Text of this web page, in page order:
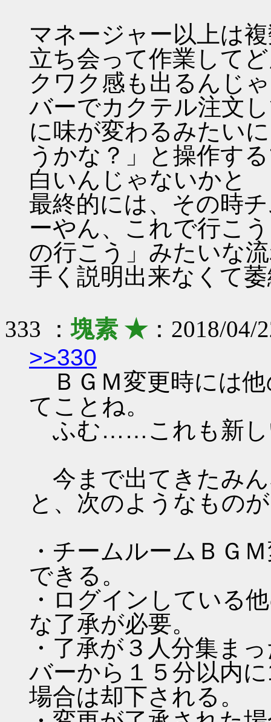
マネージャー以上は
立ち会って作業して
クワク感も出るんじ
バーでカクテル注文
に味が変わるみたい
うかな？」と操作す
白いんじゃないかと
最終的には、その時
ーやん、これで行こ
の行こう」みたいな
手く説明出来なくて
333 ：塊素 ★：2018/04/
>>330
ＢＧＭ変更時には
てことね。
ふむ……これも新し
今まで出てきたみ
と、次のようなもの
・チームルームＢＧ
できる。
・ログインしている
な了承が必要。
・了承が３人分集ま
バーから１５分以内
場合は却下される。